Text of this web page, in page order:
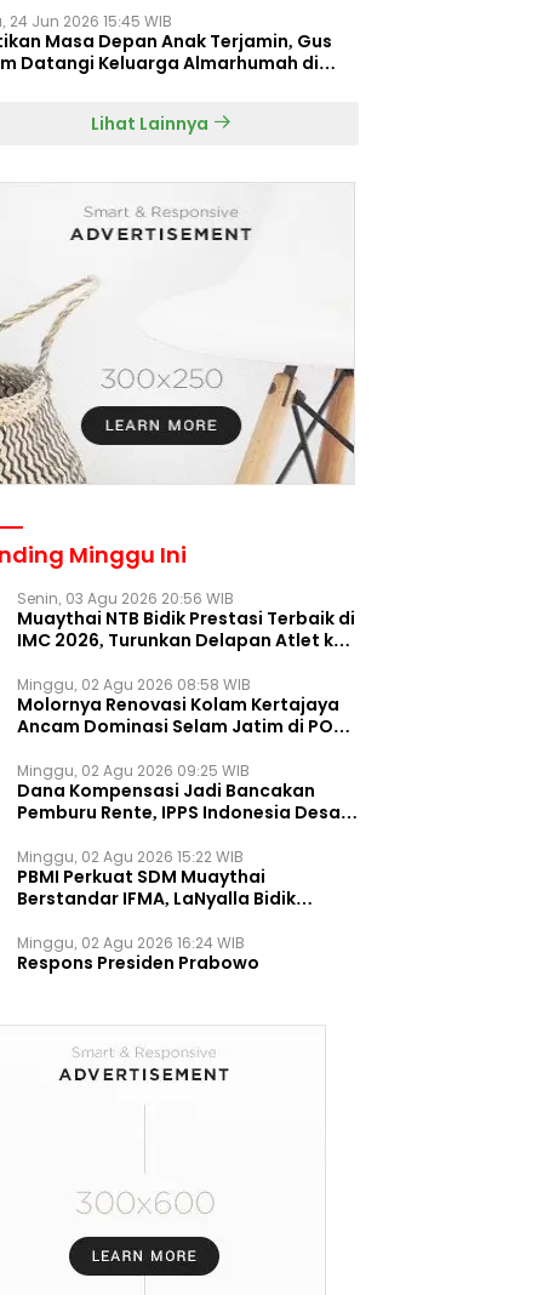
24 Jun 2026 15:45 WIB
Masa Depan Anak Terjamin, Gus
Datangi Keluarga Almarhumah di
Lihat Lainnya
Minggu Ini
Senin, 03 Agu 2026 20:56 WIB
Muaythai NTB Bidik Prestasi Terbaik di
IMC 2026, Turunkan Delapan Atlet ke
Minggu, 02 Agu 2026 08:58 WIB
Molornya Renovasi Kolam Kertajaya
Ancam Dominasi Selam Jatim di PON
Minggu, 02 Agu 2026 09:25 WIB
Dana Kompensasi Jadi Bancakan
Pemburu Rente, IPPS Indonesia Desak
Permanen
Minggu, 02 Agu 2026 15:22 WIB
PBMI Perkuat SDM Muaythai
Berstandar IFMA, LaNyalla Bidik
Minggu, 02 Agu 2026 16:24 WIB
Respons Presiden Prabowo